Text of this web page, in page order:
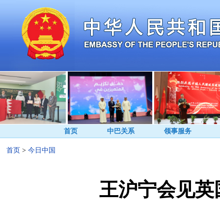
首页 中巴关系 领事服务
首页 > 今日中国
王沪宁会见